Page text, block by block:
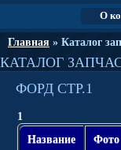
О
Главная » Каталог
КАТАЛОГ
ФОРД СТР.1
1
Название
Фото